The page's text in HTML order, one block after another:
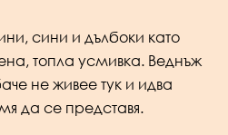
сини и дълбоки като
топла усмивка. Веднъж
не живее тук и идва
да се представя.